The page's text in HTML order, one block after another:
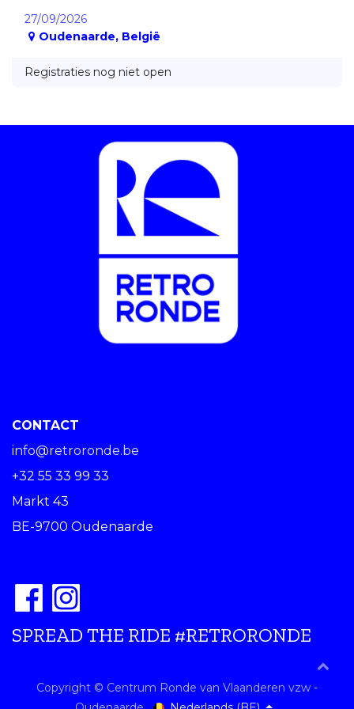
27/09/2026
Oudenaarde, België
Registraties nog niet open
CONTACT
info@retroronde.be
+32 55 33 99 33
Markt 43
BE-9700 Oudenaarde
SPREAD THE RIDE #RETRORONDE
Copyright © Centrum Ronde van Vlaanderen vzw -